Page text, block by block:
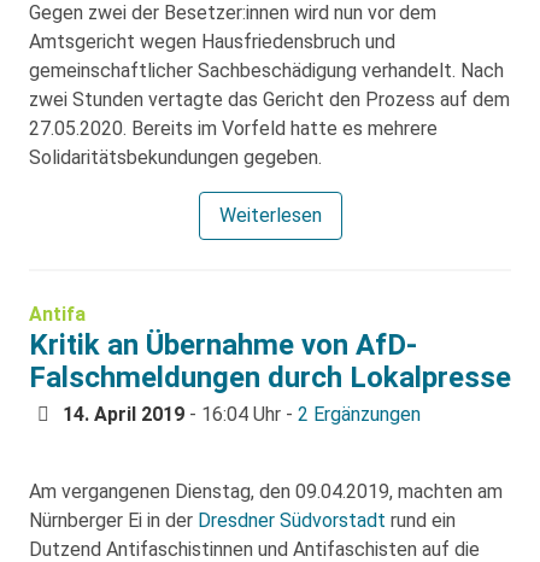
Gegen zwei der Besetzer:innen wird nun vor dem
Amtsgericht wegen Hausfriedensbruch und
gemeinschaftlicher Sachbeschädigung verhandelt. Nach
zwei Stunden vertagte das Gericht den Prozess auf dem
27.05.2020. Bereits im Vorfeld hatte es mehrere
Solidaritätsbekundungen gegeben.
Weiterlesen
Antifa
Kritik an Übernahme von AfD-
Falschmeldungen durch Lokalpresse
14. April 2019 - 16:04 Uhr - 2 Ergänzungen
Am vergangenen Dienstag, den 09.04.2019, machten am
Nürnberger Ei in der Dresdner Südvorstadt rund ein
Dutzend Antifaschistinnen und Antifaschisten auf die